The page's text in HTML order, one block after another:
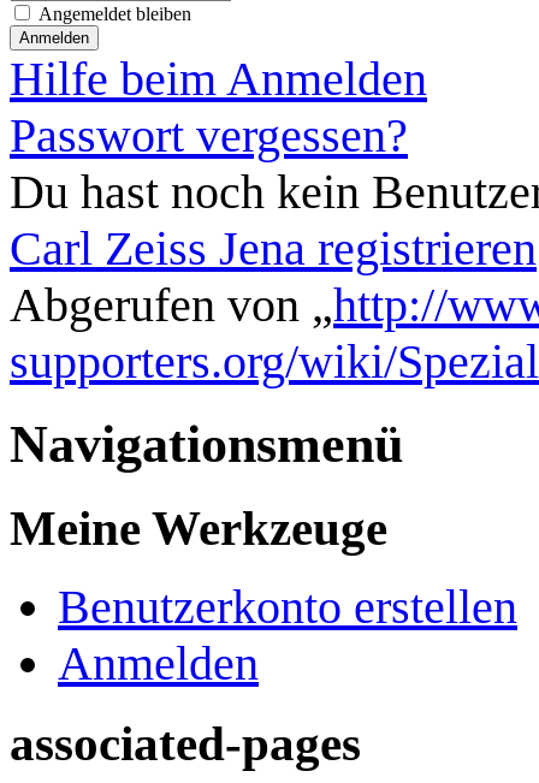
Angemeldet bleiben
Anmelden
Hilfe beim Anmelden
Passwort vergessen?
Du hast noch kein
Carl Zeiss Jena registrieren
Abgerufen von „http://
supporters.org/wiki/
Navigationsmenü
Meine Werkzeuge
Benutzerkonto erstellen
Anmelden
associated-pages